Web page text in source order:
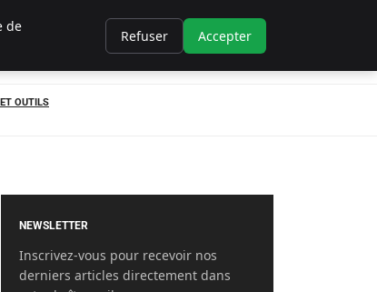
OUTILS
NEWSLETTER
Inscrivez-vous pour recevoir nos
derniers articles directement dans
de
Refuser Accepter